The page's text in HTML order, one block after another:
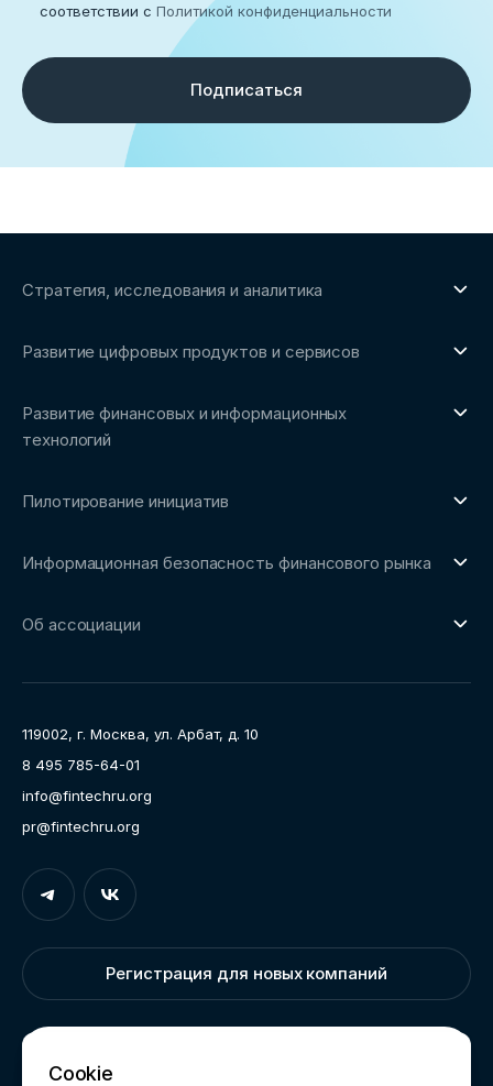
соответствии с Политикой конфиденциальности
Подписаться
Стратегия, исследования и аналитика
Обзоры рынка и аналитические исследования
Трендвотчинг и информационный сервис
Развитие цифровых продуктов и сервисов
Развитие финансовых и информационных
технологий
Репозиторий Ассоциации
Рабочие группы
Пилотирование инициатив
Площадка пилотного тестирования
Информационная безопасность финансового рынка
Направления работы
Об ассоциации
Карьера
Контакты
Документы
119002, г. Москва, ул. Арбат, д. 10
8 495 785-64-01
info@fintechru.org
pr@fintechru.org
Регистрация для новых компаний
Cookie
Вход
Укажите вашу корпоративную почту. На неё мы вышлем
ссылку для входа